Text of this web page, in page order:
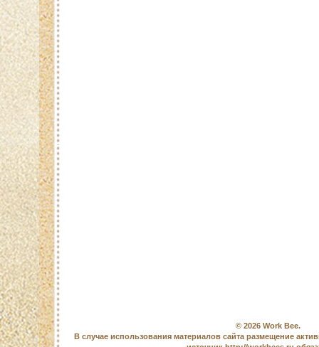
© 2026 Work Bee.
В случае использования материалов сайта размещение